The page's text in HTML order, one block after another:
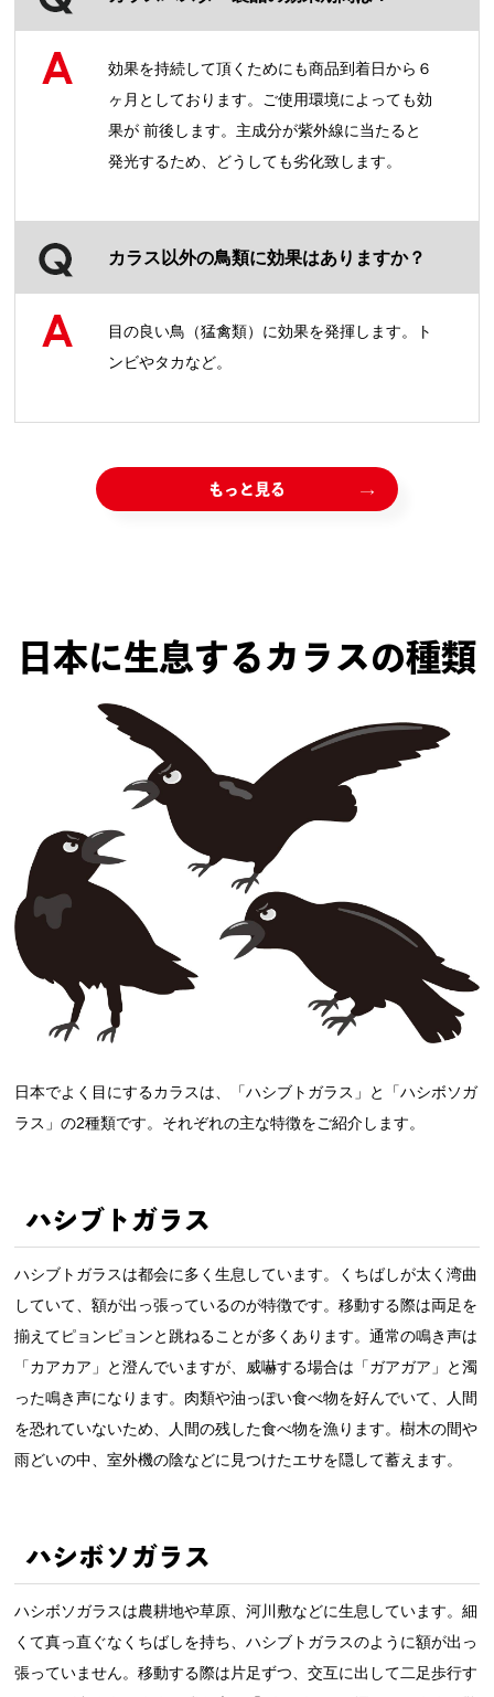
効果を持続して頂くためにも商品到着日から６
ヶ月としております。ご使用環境によっても効
果が 前後します。主成分が紫外線に当たると
発光するため、どうしても劣化致します。
カラス以外の鳥類に効果はありますか？
目の良い鳥（猛禽類）に効果を発揮します。ト
ンビやタカなど。
もっと見る
日本に生息するカラスの種類
日本でよく目にするカラスは、「ハシブトガラス」と「ハシボソガ
ラス」の2種類です。それぞれの主な特徴をご紹介します。
ハシブトガラス
ハシブトガラスは都会に多く生息しています。くちばしが太く湾曲
していて、額が出っ張っているのが特徴です。移動する際は両足を
揃えてピョンピョンと跳ねることが多くあります。通常の鳴き声は
「カアカア」と澄んでいますが、威嚇する場合は「ガアガア」と濁
った鳴き声になります。肉類や油っぽい食べ物を好んでいて、人間
を恐れていないため、人間の残した食べ物を漁ります。樹木の間や
雨どいの中、室外機の陰などに見つけたエサを隠して蓄えます。
ハシボソガラス
ハシボソガラスは農耕地や草原、河川敷などに生息しています。細
くて真っ直ぐなくちばしを持ち、ハシブトガラスのように額が出っ
張っていません。移動する際は片足ずつ、交互に出して二足歩行す